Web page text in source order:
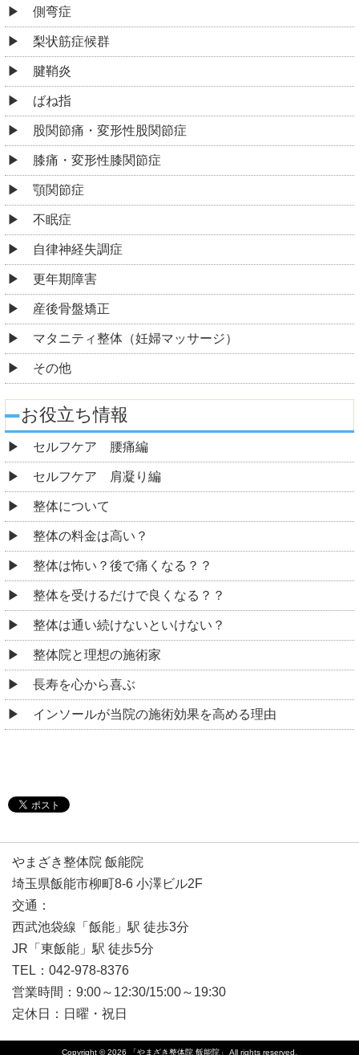
側弯症
梨状筋症候群
腱鞘炎
ばね指
股関節痛・変形性股関節症
膝痛・変形性膝関節症
顎関節症
不眠症
自律神経失調症
更年期障害
産後骨盤矯正
マタニティ整体（妊婦マッサージ）
その他
お役立ち情報
セルフケア 腰痛編
セルフケア 肩凝り編
整体について
整体の料金は高い？
整体は怖い？後で痛くなる？？
整体を受けるだけで良くなる？？
整体は通い続けないといけない？
整体院と理想の施術家
長寿を心から喜ぶ
インソールが当院の施術効果を高める理由
やまざき整体院 飯能院
埼玉県飯能市柳町8-6 小澤ビル2F
交通：
西武池袋線「飯能」駅 徒歩3分
JR「東飯能」駅 徒歩5分
TEL：042-978-8376
営業時間：9:00～12:30/15:00～19:30
定休日：日曜・祝日
Copyright © 2026 「やまざき整体院 飯能院」 All rights reserved.